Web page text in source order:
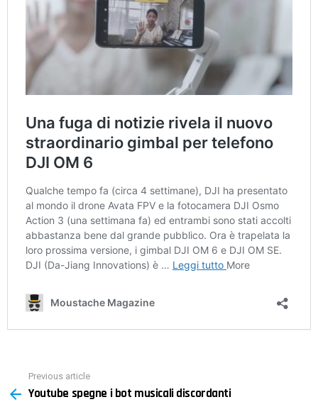
more
Previous article
Youtube spegne i bot musicali discordanti